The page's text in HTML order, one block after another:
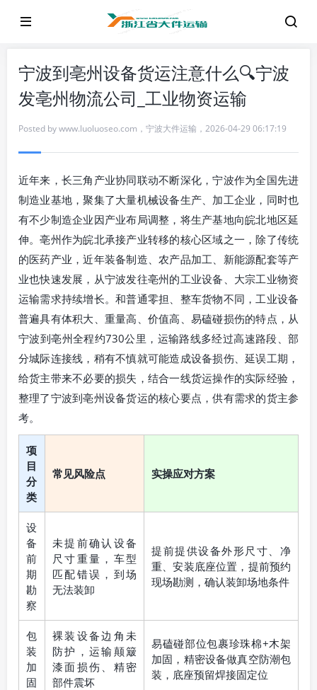
宁波到亳州设备货运注意什么🔍宁波
发亳州物流公司_工业物资运输
Posted bywww.luoluoseo.com ， 宁波大件运输 ， 2026-04-29 06:17:19
近年来，长三角产业协同联动不断深化，宁波作为全国先进
制造业基地，聚集了大量机械设备生产、加工企业，同时也
有不少制造企业因产业布局调整，将生产基地向皖北地区延
伸。亳州作为皖北承接产业转移的核心区域之一，除了传统
的医药产业，近年装备制造、农产品加工、新能源配套等产
业也快速发展，从宁波发往亳州的工业设备、大宗工业物资
运输需求持续增长。和普通零担、整车货物不同，工业设备
普遍具有体积大、重量高、价值高、易磕碰损伤的特点，从
宁波到亳州全程约730公里，运输路线多经过高速路段、部
分城际连接线，稍有不慎就可能造成设备损伤、延误工期，
给货主带来不必要的损失，结合一线货运操作的实际经验，
整理了宁波到亳州设备货运的核心要点，供有需求的货主参
考。
项
目
分
类
常见风险点 实操应对方案
设
备
前
期
勘
察
未提前确认设备
尺寸重量，车型
匹配错误，到场
无法装卸
提前提供设备外形尺寸、净
重、安装底座位置，提前预约
现场勘测，确认装卸场地条件
包
装
加
固
裸装设备边角未
防护，运输颠簸
漆面损伤、精密
部件震坏
易磕碰部位包裹珍珠棉+木架
加固，精密设备做真空防潮包
装，底座预留焊接固定位